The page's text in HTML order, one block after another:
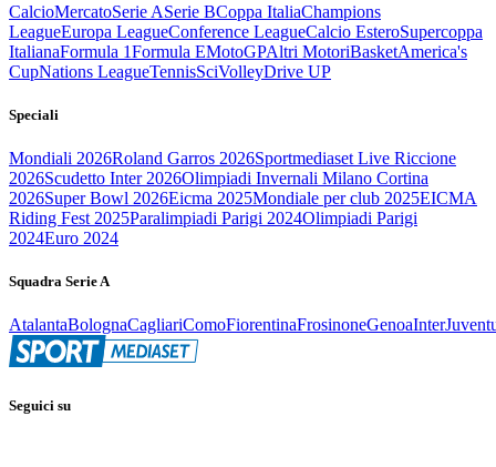
CalcioMercatoSerie ASerie BCoppa ItaliaChampions
LeagueEuropa LeagueConference LeagueCalcio EsteroSupercoppa
ItalianaFormula 1Formula EMotoGPAltri MotoriBasketAmerica's
CupNations LeagueTennisSciVolleyDrive UP
Speciali
Mondiali 2026Roland Garros 2026Sportmediaset Live Riccione
2026Scudetto Inter 2026Olimpiadi Invernali Milano Cortina
2026Super Bowl 2026Eicma 2025Mondiale per club 2025EICMA
Riding Fest 2025Paralimpiadi Parigi 2024Olimpiadi Parigi
2024Euro 2024
Squadra Serie A
AtalantaBolognaCagliariComoFiorentinaFrosinoneGenoaInter
Seguici su